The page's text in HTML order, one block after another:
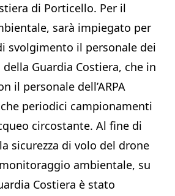
di Porticello. Per il
sarà impiegato per
svolgimento il personale dei
Guardia Costiera, che in
il personale dell’ARPA
periodici campionamenti
circostante. Al fine di
sicurezza di volo del drone
ambientale, su
Costiera è stato